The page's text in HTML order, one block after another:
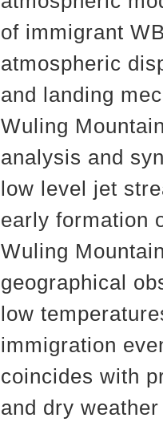
of immigrant
atmospheric
and landing
Wuling
analysis and
low level jet
early formation
Wuling
geographical
low
immigration
coincides with
and dry